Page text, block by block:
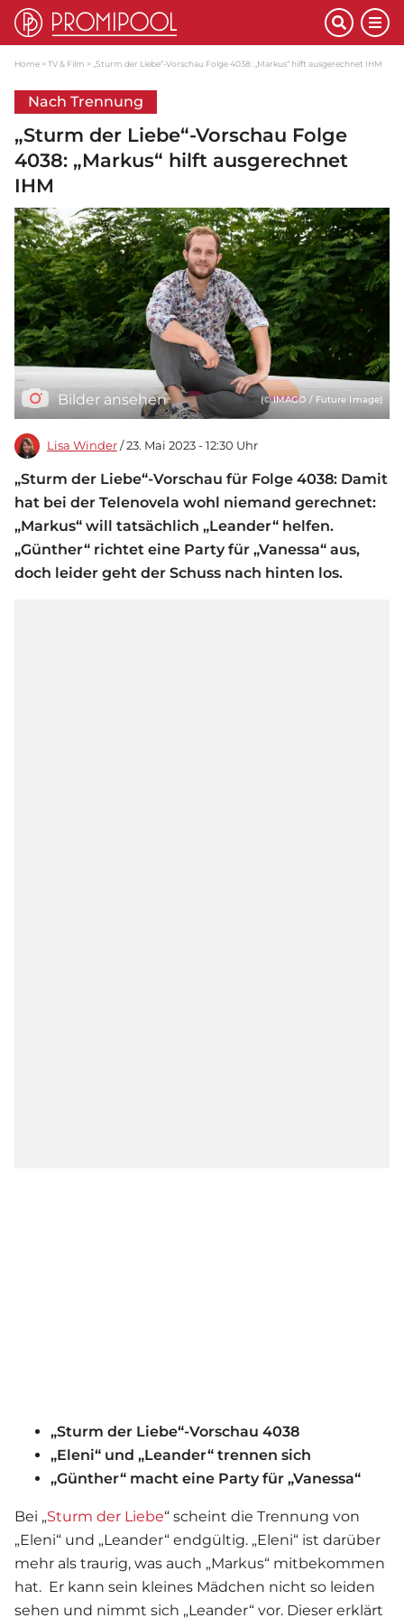
Home TV & Film „Sturm der Liebe“-Vorschau Folge 4038: „Markus“ hilft ausgerechnet IHM
Nach Trennung
„Sturm der Liebe“-Vorschau Folge
4038: „Markus“ hilft ausgerechnet
IHM
Bilder ansehen (© IMAGO / Future Image)
Lisa Winder / 23. Mai 2023 - 12:30 Uhr
„Sturm der Liebe“-Vorschau für Folge 4038: Damit
hat bei der Telenovela wohl niemand gerechnet:
„Markus“ will tatsächlich „Leander“ helfen.
„Günther“ richtet eine Party für „Vanessa“ aus,
doch leider geht der Schuss nach hinten los.
„Sturm der Liebe“-Vorschau 4038
„Eleni“ und „Leander“ trennen sich
„Günther“ macht eine Party für „Vanessa“
Bei „Sturm der Liebe“ scheint die Trennung von
„Eleni“ und „Leander“ endgültig. „Eleni“ ist darüber
mehr als traurig, was auch „Markus“ mitbekommen
hat. Er kann sein kleines Mädchen nicht so leiden
sehen und nimmt sich „Leander“ vor. Dieser erklärt